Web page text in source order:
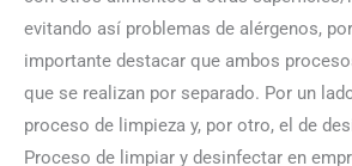
evitando así problemas de alérgenos,
importante destacar que ambos
que se realizan por separado. Por un
proceso de limpieza y, por otro, el de
Proceso de limpiar y desinfectar en